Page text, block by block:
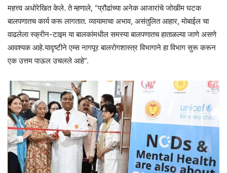
महत्त्व अधोरेखित केले. ते म्हणाले, “प्रौढांच्या अनेक आजारांचे जोखीम घटक
बालपणातच कार्य करू लागतात. व्यायामाचा अभाव, असंतुलित आहार, मोबाईल चा
वाढलेला स्क्रीन-टाइम या बालकांमधील समस्या बालपणातच हाताळल्या जाणे असणे
आवश्यक आहे.यादृष्टीने एम्स नागपूर बालरोगशास्त्र विभागाने हा विभाग सुरू करून
एक उत्तम पाऊल उचलले आहे”.